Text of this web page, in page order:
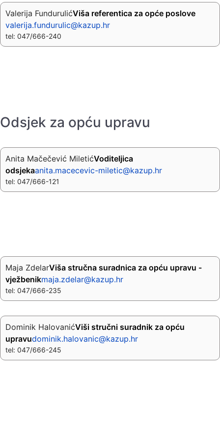
Valerija FundurulićViša referentica za opće poslove
valerija.fundurulic@kazup.hr
tel: 047/666-240
Odsjek za opću upravu
Anita Mačečević MiletićVoditeljica
odsjekaanita.macecevic-miletic@kazup.hr
tel: 047/666-121
Maja ZdelarViša stručna suradnica za opću upravu -
vježbenikmaja.zdelar@kazup.hr
tel: 047/666-235
Dominik HalovanićViši stručni suradnik za opću
upravudominik.halovanic@kazup.hr
tel: 047/666-245